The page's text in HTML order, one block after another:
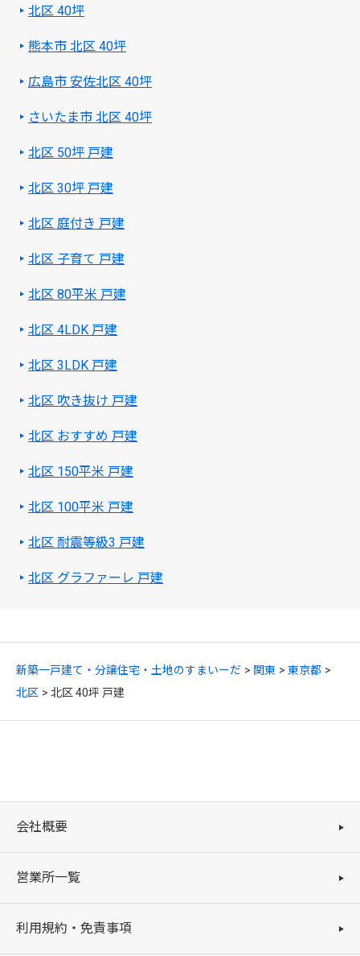
新築一戸建て・分譲住宅・土地のすまいーだ 関東
東京都
北区
北区 40坪 戸建
北区 40坪
熊本市 北区 40坪
広島市 安佐北区 40坪
さいたま市 北区 40坪
北区 50坪 戸建
北区 30坪 戸建
北区 庭付き 戸建
北区 子育て 戸建
北区 80平米 戸建
北区 4LDK 戸建
北区 3LDK 戸建
北区 吹き抜け 戸建
北区 おすすめ 戸建
北区 150平米 戸建
北区 100平米 戸建
北区 耐震等級3 戸建
北区 グラファーレ 戸建
会社概要
営業所一覧
利用規約・免責事項